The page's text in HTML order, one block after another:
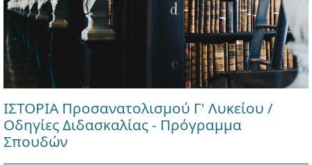
ΙΣΤΟΡΙΑ Προσανατολισμού Γ' Λυκείου /
Οδηγίες Διδασκαλίας - Πρόγραμμα
Σπουδών